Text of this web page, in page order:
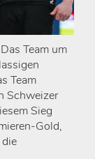
Team um
Team
Schweizer
Sieg
Gold,